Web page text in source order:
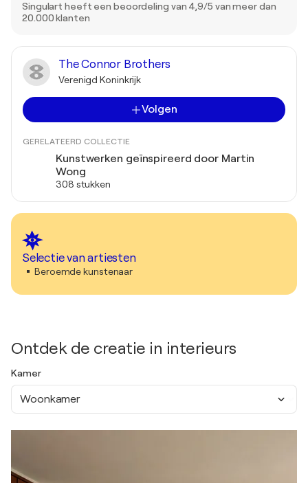
Singulart heeft een beoordeling van 4,9/5 van meer dan
20.000 klanten
The Connor Brothers
Verenigd Koninkrijk
Volgen
GERELATEERD COLLECTIE
Kunstwerken geïnspireerd door Martin
Wong
308 stukken
Selectie van artiesten
Beroemde kunstenaar
Ontdek de creatie in interieurs
Kamer
Woonkamer